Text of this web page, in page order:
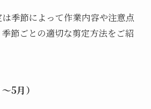
季節によって作業内容や注意点
節ごとの適切な剪定方法をご紹
5月）